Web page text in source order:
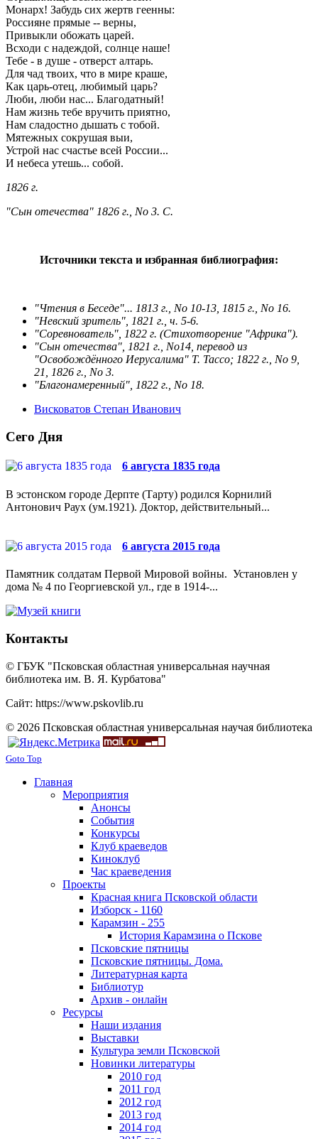
Монарх! Забудь сих жертв геенны:
Россияне прямые -- верны,
Привыкли обожать царей.
Всходи с надеждой, солнце наше!
Тебе - в душе - отверст алтарь.
Для чад твоих, что в мире краше,
Как царь-отец, любимый царь?
Люби, люби нас... Благодатный!
Нам жизнь тебе вручить приятно,
Нам сладостно дышать с тобой.
Мятежных сокрушая выи,
Устрой нас счастье всей России...
И небеса утешь... собой.
1826 г.
"Сын отечества" 1826 г., No 3. С.
Источники текста и избранная библиография:
"Чтения в Беседе"... 1813 г., No 10-13, 1815 г., No 16.
"Невский зритель", 1821 г., ч. 5-6.
"Соревнователь", 1822 г. (Стихотворение "Африка").
"Сын отечества", 1821 г., No14, перевод из
"Освобождённого Иерусалима" Т. Тассо; 1822 г., No 9,
21, 1826 г., No 3.
"Благонамеренный", 1822 г., No 18.
Висковатов Степан Иванович
Сего Дня
6 августа 1835 года
В эстонском городе Дерпте (Тарту) родился Корнилий
Антонович Раух (ум.1921). Доктор, действительный...
6 августа 2015 года
Памятник солдатам Первой Мировой войны. Установлен у
дома № 4 по Георгиевской ул., где в 1914-...
Контакты
© ГБУК "Псковская областная универсальная научная
библиотека им. В. Я. Курбатова"
Сайт: https://www.pskovlib.ru
© 2026 Псковская областная универсальная научая библиотека
Goto Top
Главная
Мероприятия
Анонсы
События
Конкурсы
Клуб краеведов
Киноклуб
Час краеведения
Проекты
Красная книга Псковской области
Изборск - 1160
Карамзин - 255
История Карамзина о Пскове
Псковские пятницы
Псковские пятницы. Дома.
Литературная карта
Библиотур
Архив - онлайн
Ресурсы
Наши издания
Выставки
Культура земли Псковской
Новинки литературы
2010 год
2011 год
2012 год
2013 год
2014 год